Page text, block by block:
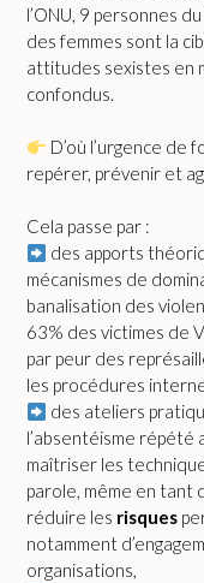
l’ONU, 9 personnes
des femmes sont la
attitudes sexistes en
confondus.
D’où l’urgence de
repérer, prévenir et
Cela passe par :
des apports
mécanismes de
banalisation des
63% des victimes de
par peur des
les procédures
des ateliers
l’absentéisme répété
maîtriser les
parole, même en tant
réduire les risques
notamment
organisations,